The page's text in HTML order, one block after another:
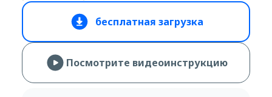
бесплатная загрузка
Посмотрите видеоинструкцию